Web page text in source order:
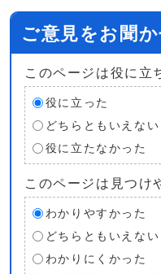
ご意見をお聞
このページは役に立
役に立った
どちらともいえない
役に立たなかった
このページは見つけ
わかりやすかった
どちらともいえない
わかりにくかった